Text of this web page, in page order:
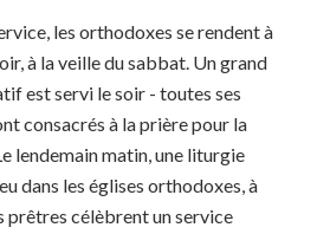
les orthodoxes se rendent à
à la veille du sabbat. Un grand
est servi le soir - toutes ses
consacrés à la prière pour la
lendemain matin, une liturgie
dans les églises orthodoxes, à
prêtres célèbrent un service